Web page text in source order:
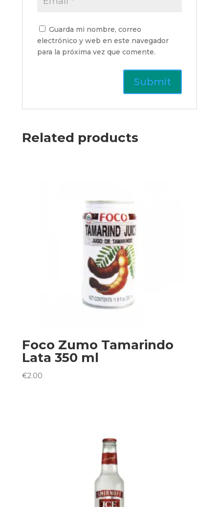
Guarda mi nombre, correo
electrónico y web en este navegador
para la próxima vez que comente.
Related products
Foco Zumo Tamarindo
Lata 350 ml
€2.00